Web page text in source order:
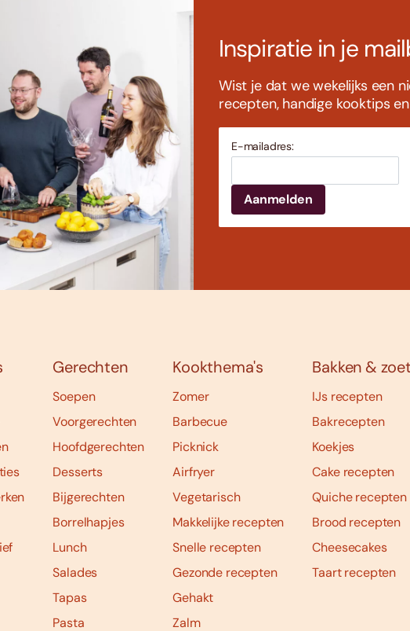
Inspiratie in je
Wist je dat we wekelijks een
recepten, handige kooktips
E-mailadres:
Gerechten
Soepen
Voorgerechten
Hoofdgerechten
Desserts
Bijgerechten
Borrelhapjes
Lunch
Salades
Tapas
Pasta
Kookthema's
Zomer
Barbecue
Picknick
Airfryer
Vegetarisch
Makkelijke recepten
Snelle recepten
Gezonde recepten
Gehakt
Zalm
Bakken & zoet
IJs recepten
Bakrecepten
Koekjes
Cake recepten
Quiche recepten
Brood recepten
Cheesecakes
Taart recepten